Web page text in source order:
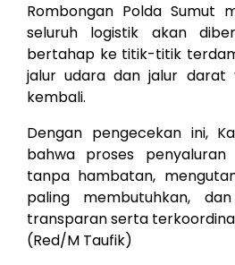
Rombongan Polda Sumut
seluruh logistik akan
bertahap ke titik-titik
jalur udara dan jalur darat
kembali.
Dengan pengecekan ini,
bahwa proses
tanpa hambatan,
paling membutuhkan,
transparan serta
(Red/M Taufik)